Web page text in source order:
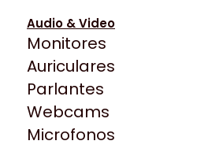
Audio & Video
Monitores
Auriculares
Parlantes
Webcams
Microfonos
de Max Tecno